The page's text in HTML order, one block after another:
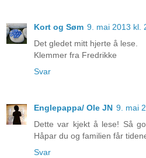
Kort og Søm 9. mai 2013 kl.
Det gledet mitt hjerte å lese.
Klemmer fra Fredrikke
Svar
Englepappa/ Ole JN 9. mai
Dette var kjekt å lese! Så
Håpar du og familien får
Svar